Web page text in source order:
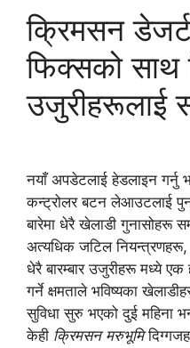
क्रिमसन
फिक्सको साथ
उजुरीहरूलाई
नयाँ अपडेटलाई हेडलाइन गर्नु
कन्ट्रोलर बटन लेआउटलाई पुन:
बारेमा धेरै खेलाडी गुनासोहरू
अत्यधिक जटिल
धेरै बारम्बार उजुरीहरू मध्ये
गर्ने क्षमताले भविष्यका
सुविधा सुरु भएको दुई महिना
केही क्रिमसन मरुभूमि